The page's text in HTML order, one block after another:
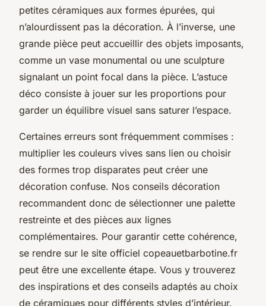
petites céramiques aux formes épurées, qui
n’alourdissent pas la décoration. À l’inverse, une
grande pièce peut accueillir des objets imposants,
comme un vase monumental ou une sculpture
signalant un point focal dans la pièce. L’astuce
déco consiste à jouer sur les proportions pour
garder un équilibre visuel sans saturer l’espace.
Certaines erreurs sont fréquemment commises :
multiplier les couleurs vives sans lien ou choisir
des formes trop disparates peut créer une
décoration confuse. Nos conseils décoration
recommandent donc de sélectionner une palette
restreinte et des pièces aux lignes
complémentaires. Pour garantir cette cohérence,
se rendre sur le site officiel copeauetbarbotine.fr
peut être une excellente étape. Vous y trouverez
des inspirations et des conseils adaptés au choix
de céramiques pour différents styles d’intérieur.